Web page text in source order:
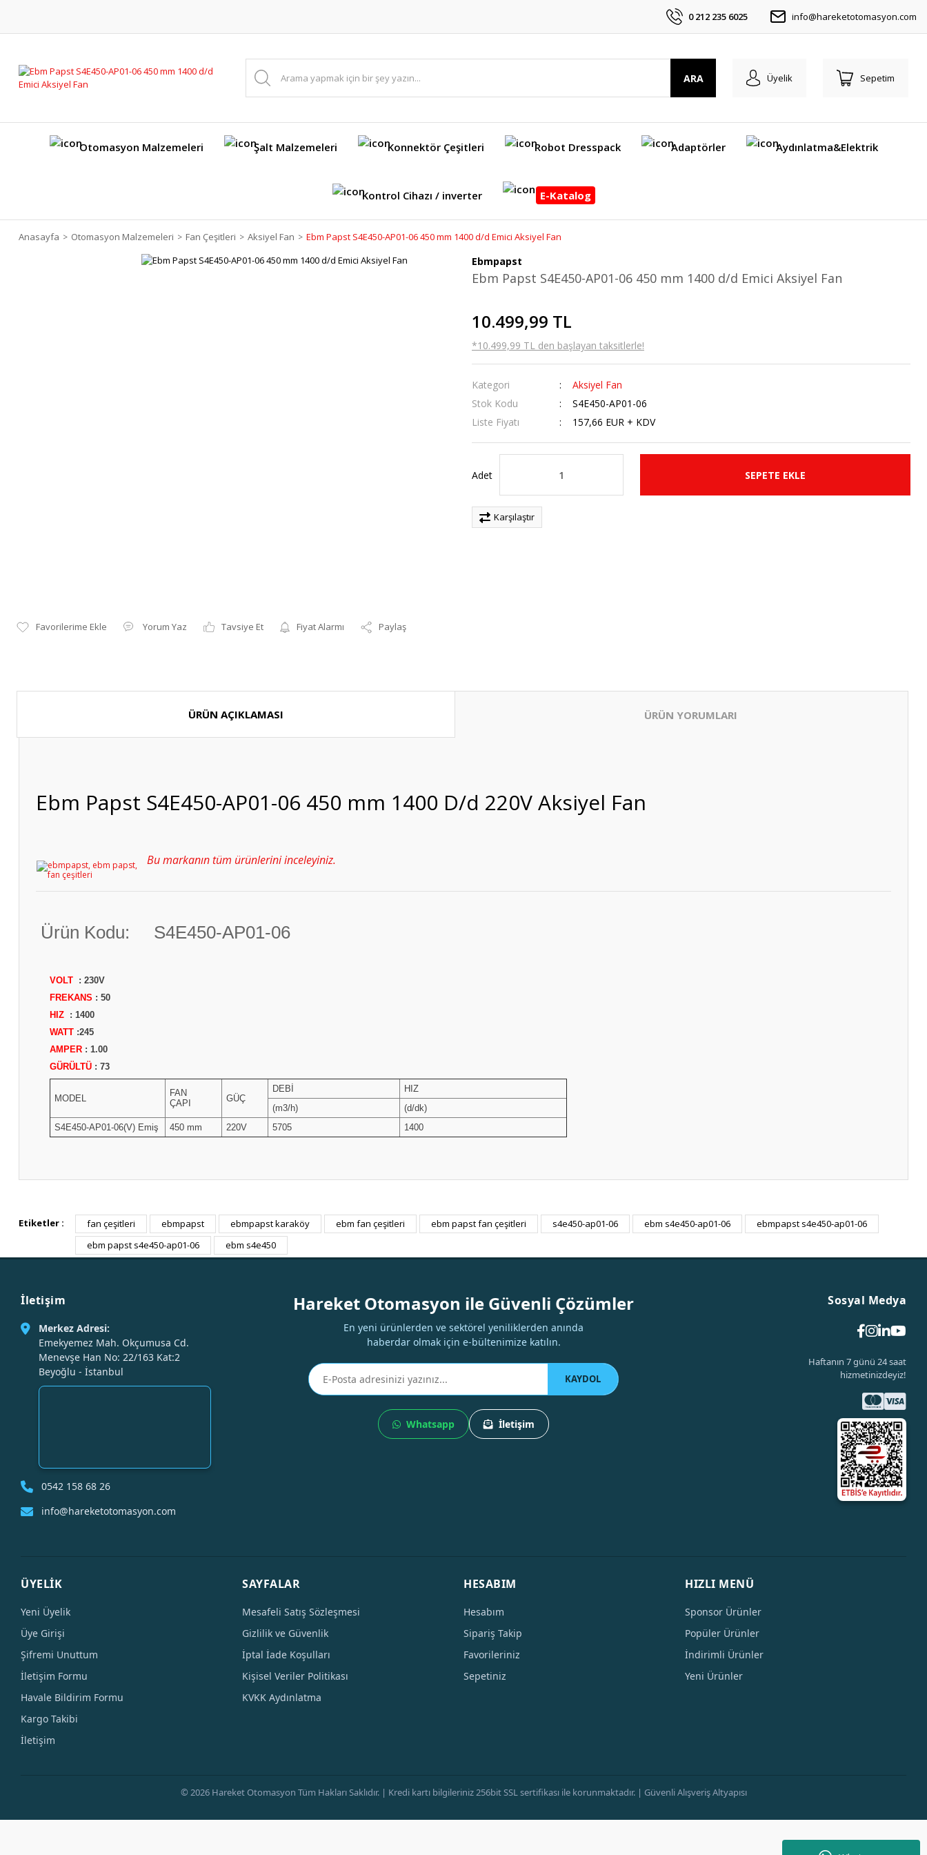
0 212 235 6025 info@hareketotomasyon.com
ARA Üyelik Sepetim
Otomasyon Malzemeleri Şalt Malzemeleri Konnektör Çeşitleri Robot Dresspack Adaptörler Aydınlatma&Elektrik
Kontrol Cihazı / inverter E-Katalog
Anasayfa Otomasyon Malzemeleri Fan Çeşitleri Aksiyel Fan Ebm Papst S4E450-AP01-06 450 mm 1400 d/d Emici Aksiyel Fan
Yorum Yaz Tavsiye Et Fiyat Alarmı Paylaş
Ebmpapst
Ebm Papst S4E450-AP01-06 450 mm 1400 d/d Emici Aksiyel Fan
10.499,99 TL
*10.499,99 TL den başlayan taksitlerle!
Kategori
Aksiyel Fan
Stok Kodu
S4E450-AP01-06
Liste Fiyatı
157,66 EUR + KDV
Adet SEPETE EKLE
Karşılaştır
ÜRÜN AÇIKLAMASI ÜRÜN YORUMLARI
Ebm Papst S4E450-AP01-06 450 mm 1400 D/d 220V Aksiyel Fan
Bu markanın tüm ürünlerini inceleyiniz.
Ürün Kodu: S4E450-AP01-06
VOLT : 230V
FREKANS : 50
HIZ : 1400
WATT :245
AMPER : 1.00
GÜRÜLTÜ : 73
MODEL
FAN
ÇAPI
GÜÇ
DEBİ
HIZ
(m3/h)
(d/dk)
S4E450-AP01-06(V) Emiş
450 mm 220V 5705 1400
Bu ürüne ilk yorumu siz yapın!
Etiketler : fan çeşitleri ebmpapst ebmpapst karaköy ebm fan çeşitleri ebm papst fan çeşitleri s4e450-ap01-06 ebm s4e450-ap01-06
ebmpapst s4e450-ap01-06
ebm papst s4e450-ap01-06
ebm s4e450
İletişim
Merkez Adresi:
Emekyemez Mah. Okçumusa Cd.
Menevşe Han No: 22/163 Kat:2
Beyoğlu - İstanbul
0542 158 68 26
info@hareketotomasyon.com
Hareket Otomasyon ile Güvenli Çözümler
En yeni ürünlerden ve sektörel yeniliklerden anında
haberdar olmak için e-bültenimize katılın.
KAYDOL
Whatsapp İletişim
Sosyal Medya
Haftanın 7 günü 24 saat
hizmetinizdeyiz!
ÜYELİK
Yeni Üyelik
Üye Girişi
Şifremi Unuttum
İletişim Formu
Havale Bildirim Formu
Kargo Takibi
İletişim
SAYFALAR
Mesafeli Satış Sözleşmesi
Gizlilik ve Güvenlik
İptal İade Koşulları
Kişisel Veriler Politikası
KVKK Aydınlatma
HESABIM
Hesabım
Sipariş Takip
Favorileriniz
Sepetiniz
HIZLI MENÜ
Sponsor Ürünler
Popüler Ürünler
İndirimli Ürünler
Yeni Ürünler
© 2026 Hareket Otomasyon Tüm Hakları Saklıdır. | Kredi kartı bilgileriniz 256bit SSL sertifikası ile korunmaktadır. | Güvenli Alışveriş Altyapısı